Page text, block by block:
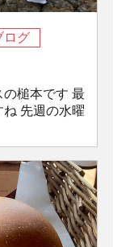
ログ
槌本です 最
先週の水曜